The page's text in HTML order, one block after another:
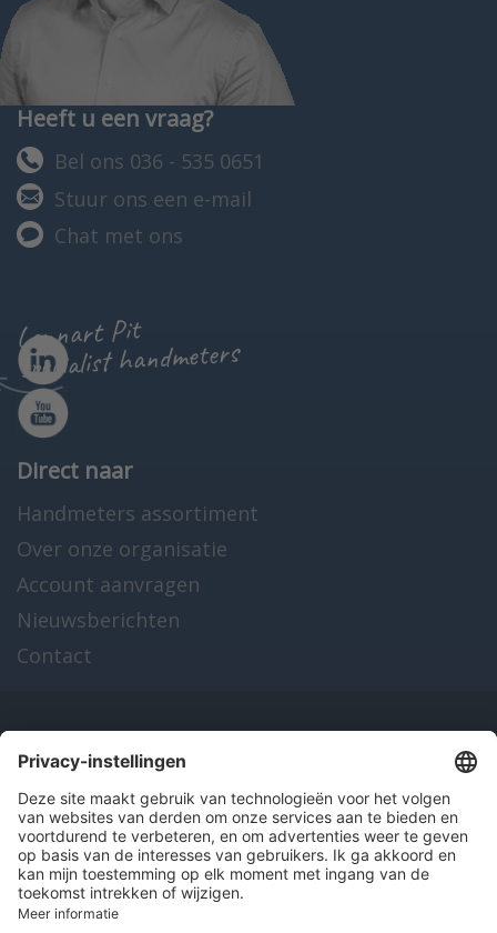
Heeft u een vraag?
Bel ons 036 - 535 0651
Stuur ons een e-mail
Chat met ons
Lennart Pit
specialist handmeters
Direct naar
Handmeters assortiment
Over onze organisatie
Account aanvragen
Nieuwsberichten
Contact
Onze producten
en diensten
Over Hitma
Algemene voorwaarden Disclaimer
Colofon